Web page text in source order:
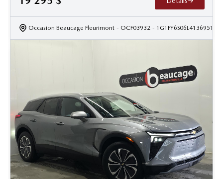
Occasion Beaucage Fleurimont - OCF03932 - 1G1FY6S06L4136951